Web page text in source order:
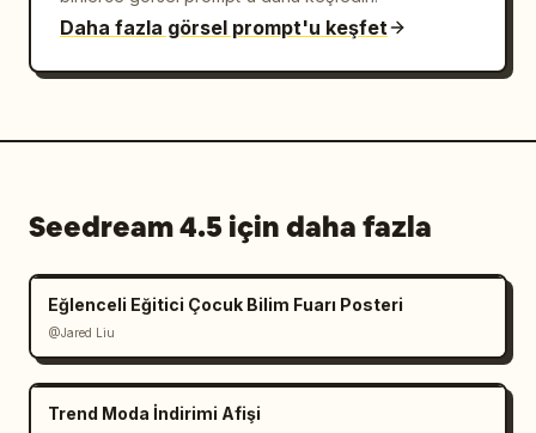
Daha fazla görsel prompt'u keşfet
Seedream 4.5 için daha fazla
Eğlenceli Eğitici Çocuk Bilim Fuarı Posteri
@Jared Liu
Trend Moda İndirimi Afişi